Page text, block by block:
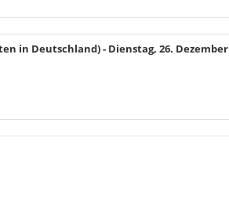
in Deutschland)- Dienstag, 26. Dezember